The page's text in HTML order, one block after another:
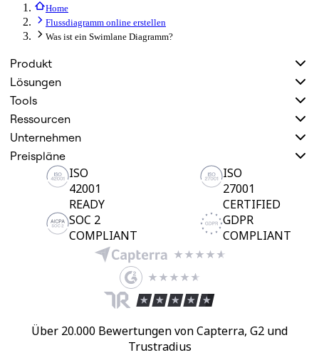
Home
Flussdiagramm online erstellen
Was ist ein Swimlane Diagramm?
Produkt
Lösungen
Tools
Ressourcen
Unternehmen
Preispläne
ISO
42001
READY
ISO
27001
CERTIFIED
SOC 2
COMPLIANT
GDPR
COMPLIANT
Über 20.000 Bewertungen von Capterra, G2 und
Trustradius